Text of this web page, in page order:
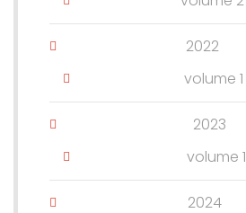
2022
volume 1
2023
volume 1
2024